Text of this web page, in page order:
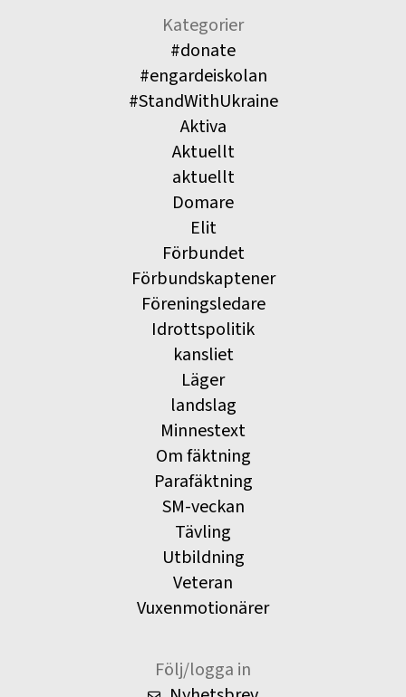
Kategorier
#donate
#engardeiskolan
#StandWithUkraine
Aktiva
Aktuellt
aktuellt
Domare
Elit
Förbundet
Förbundskaptener
Föreningsledare
Idrottspolitik
kansliet
Läger
landslag
Minnestext
Om fäktning
Parafäktning
SM-veckan
Tävling
Utbildning
Veteran
Vuxenmotionärer
Följ/logga in